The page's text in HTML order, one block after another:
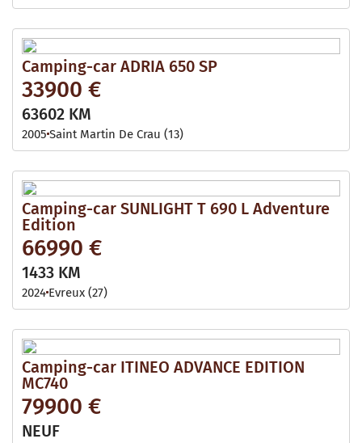
Camping-car ADRIA 650 SP
33900 €
63602 KM
2005 Saint Martin De Crau (13)
Camping-car SUNLIGHT T 690 L Adventure
Edition
66990 €
1433 KM
2024 Evreux (27)
Camping-car ITINEO ADVANCE EDITION
MC740
79900 €
NEUF